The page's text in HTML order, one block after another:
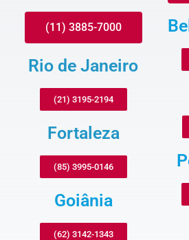
(11) 3885-7000
Rio de Janeiro
(21) 3195-2194
Fortaleza
(85) 3995-0146
Goiânia
(62) 3142-1343